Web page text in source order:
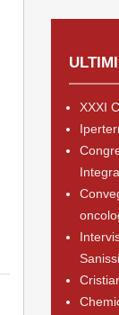
XXXI